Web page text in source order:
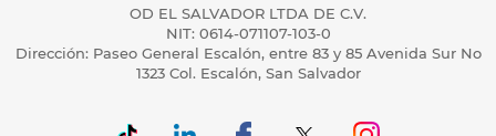
OD EL SALVADOR LTDA DE C.V.
NIT: 0614-071107-103-0
Dirección: Paseo General Escalón, entre 83 y 85 Avenida Sur No
1323 Col. Escalón, San Salvador